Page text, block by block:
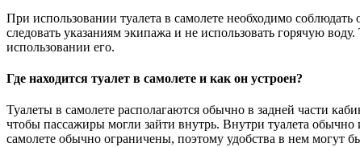
При использовании туалета в самолете необходимо
следовать указаниям экипажа и не использовать горячую
использовании его.
Где находится туалет в самолете и как он устроен?
Туалеты в самолете располагаются обычно в задней части
чтобы пассажиры могли зайти внутрь. Внутри туалета
самолете обычно ограничены, поэтому удобства в нем могут